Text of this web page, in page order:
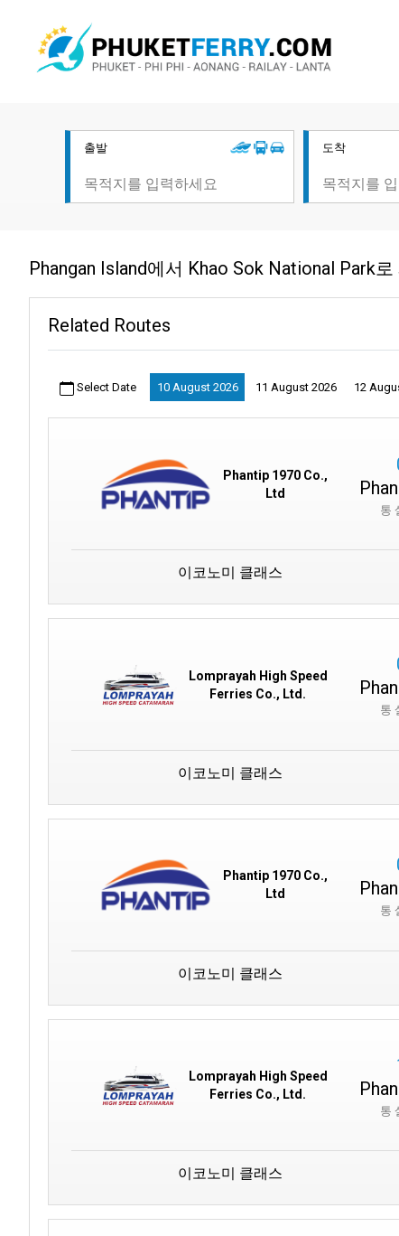
출발 도착
Phangan Island에서 Khao Sok National Park
Related Routes
Select Date 10 August 2026 11 August 2026 12
Phantip 1970 Co.,
Ltd
통
이코노미 클래스
Lomprayah High Speed
Ferries Co., Ltd.
통
이코노미 클래스
Phantip 1970 Co.,
Ltd
통
이코노미 클래스
Lomprayah High Speed
Ferries Co., Ltd.
통
이코노미 클래스